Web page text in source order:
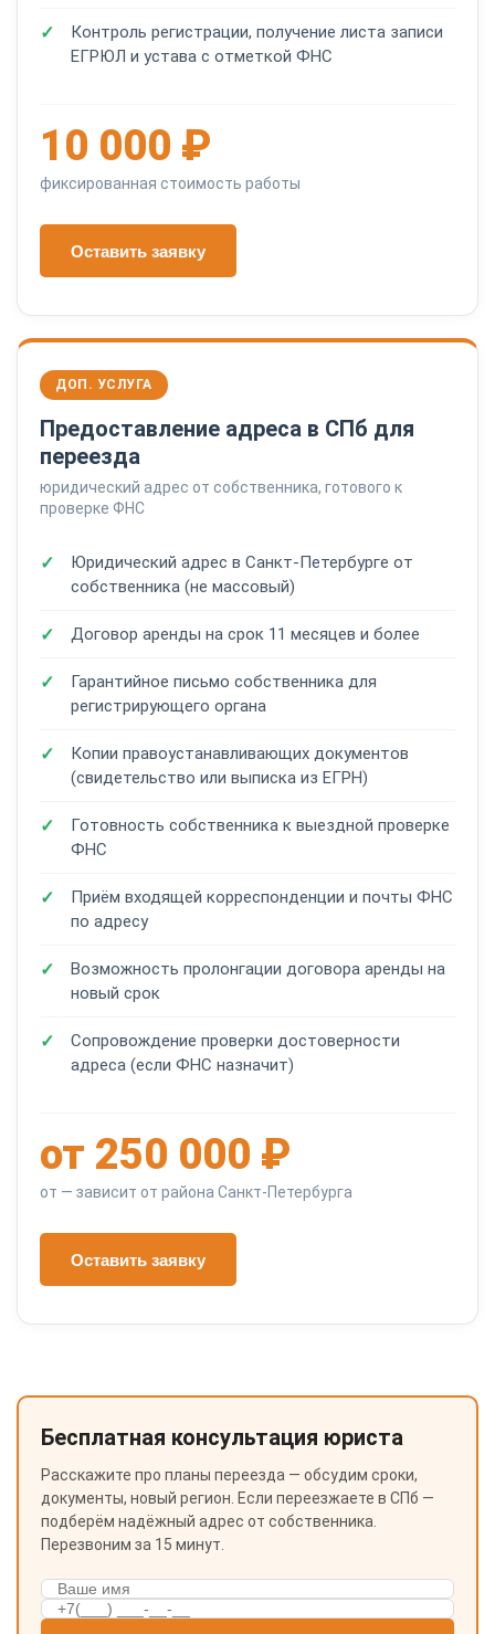
Контроль регистрации, получение листа записи
ЕГРЮЛ и устава с отметкой ФНС
10 000 ₽
фиксированная стоимость работы
Оставить заявку
ДОП. УСЛУГА
Предоставление адреса в СПб для
переезда
юридический адрес от собственника, готового к
проверке ФНС
Юридический адрес в Санкт-Петербурге от
собственника (не массовый)
Договор аренды на срок 11 месяцев и более
Гарантийное письмо собственника для
регистрирующего органа
Копии правоустанавливающих документов
(свидетельство или выписка из ЕГРН)
Готовность собственника к выездной проверке
ФНС
Приём входящей корреспонденции и почты ФНС
по адресу
Возможность пролонгации договора аренды на
новый срок
Сопровождение проверки достоверности
адреса (если ФНС назначит)
от 250 000 ₽
от — зависит от района Санкт-Петербурга
Оставить заявку
Бесплатная консультация юриста
Расскажите про планы переезда — обсудим сроки,
документы, новый регион. Если переезжаете в СПб —
подберём надёжный адрес от собственника.
Перезвоним за 15 минут.